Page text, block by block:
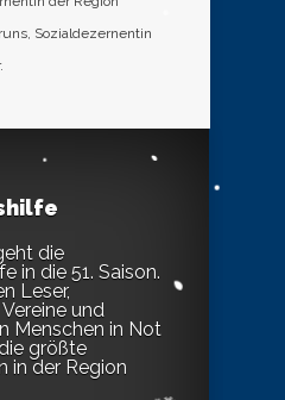
Sozialdezernentin
die
in die 51. Saison.
Leser,
und
Menschen in Not
größte
in der Region